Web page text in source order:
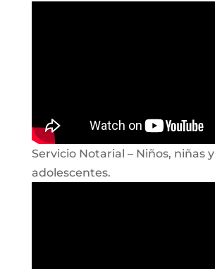
Servicio Notarial – Niños, niñas y
adolescentes.